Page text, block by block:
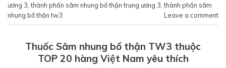
ương 3,thành phần sâm nhung bổ thận trung ương 3,thành phần sâm
nhung bổ thận tw3
Leave a comment
Thuốc Sâm nhung bổ thận TW3 thuộc
TOP 20 hàng Việt Nam yêu thích